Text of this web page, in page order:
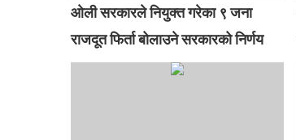
ओली सरकारले नियुक्त गरेका ९ जना
राजदूत फिर्ता बोलाउने सरकारको निर्णय